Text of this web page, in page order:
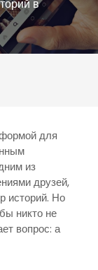
в
для
из
друзей,
историй. Но
никто не
вопрос: а